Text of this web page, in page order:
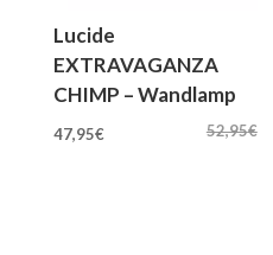
Lucide
EXTRAVAGANZA
CHIMP – Wandlamp
52,95€
Oorspronkelijke
47,95€Huidige